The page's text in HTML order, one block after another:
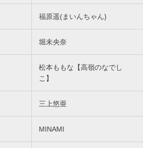
福原遥(まいんちゃん)
堀未央奈
松本ももな【高嶺のなでし
こ】
三上悠亜
MINAMI